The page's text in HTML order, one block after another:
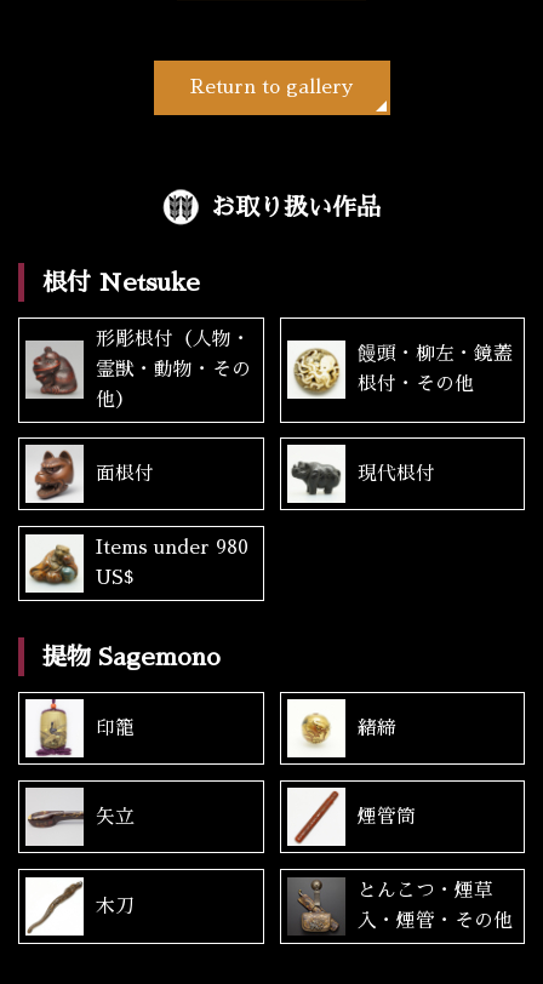
Return to gallery
お取り扱い作品
根付 Netsuke
形彫根付（人物・
霊獣・動物・その
他）
饅頭・柳左・鏡蓋
根付・その他
面根付 現代根付
Items under 980
US$
提物 Sagemono
印籠 緒締
矢立 煙管筒
木刀
とんこつ・煙草
入・煙管・その他